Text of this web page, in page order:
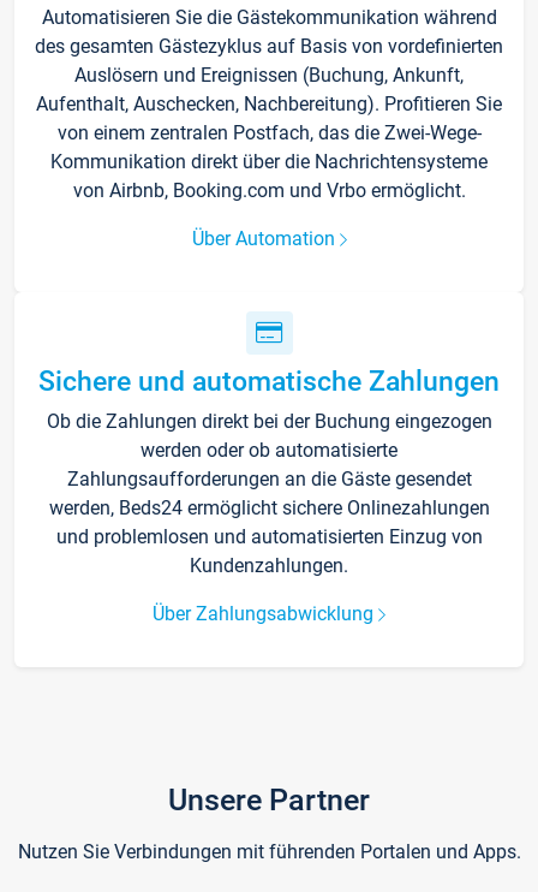
Automatisieren Sie die Gästekommunikation während
des gesamten Gästezyklus auf Basis von vordefinierten
Auslösern und Ereignissen (Buchung, Ankunft,
Aufenthalt, Auschecken, Nachbereitung). Profitieren Sie
von einem zentralen Postfach, das die Zwei-Wege-
Kommunikation direkt über die Nachrichtensysteme
von Airbnb, Booking.com und Vrbo ermöglicht.
Über Automation
Sichere und automatische Zahlungen
Ob die Zahlungen direkt bei der Buchung eingezogen
werden oder ob automatisierte
Zahlungsaufforderungen an die Gäste gesendet
werden, Beds24 ermöglicht sichere Onlinezahlungen
und problemlosen und automatisierten Einzug von
Kundenzahlungen.
Über Zahlungsabwicklung
Unsere Partner
Nutzen Sie Verbindungen mit führenden Portalen und Apps.